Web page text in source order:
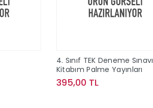
4. Sınıf TEK Deneme Sınavı
Kitabım Palme Yayınları
395,00 TL